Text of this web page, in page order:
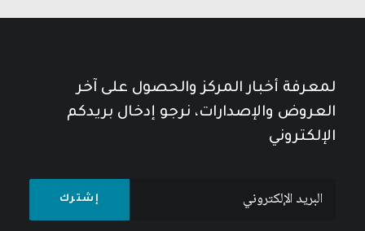
لمعرفة أخبار المركز والحصول على آخر
العروض والإصدارات، نرجو إدخال بريدكم
الإلكتروني